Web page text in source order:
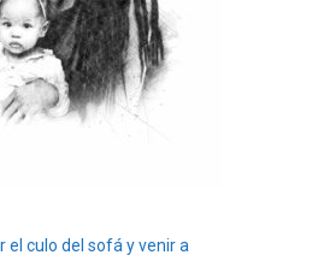
el culo del sofá y venir a